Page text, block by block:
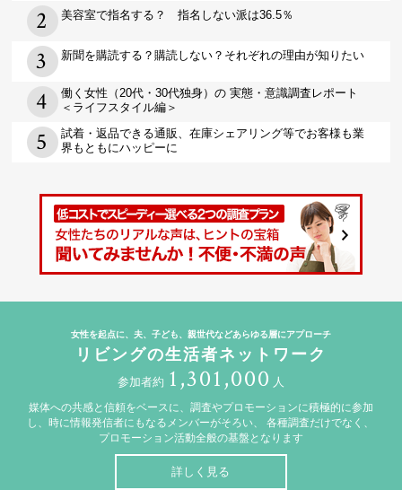
美容室で指名する？ 指名しない派は36.5％
新聞を購読する？購読しない？それぞれの理由が知りたい
働く女性（20代・30代独身）の 実態・意識調査レポート
＜ライフスタイル編＞
試着・返品できる通販、在庫シェアリング等でお客様も業
界もともにハッピーに
女性を起点に、夫、子ども、親世代などあらゆる層にアプローチ
リビングの生活者ネットワーク
参加者約 1,301,000 人
媒体への共感と信頼をベースに、調査やプロモーションに積極的に参加
し、時に情報発信者にもなるメンバーがそろい、
各種調査だけでなく、
プロモーション活動全般の基盤となります
詳しく見る